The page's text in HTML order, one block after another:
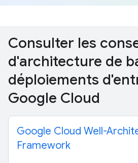
Consulter les
d'architecture de
déploiements
Google Cloud
Google Cloud Well-
Framework